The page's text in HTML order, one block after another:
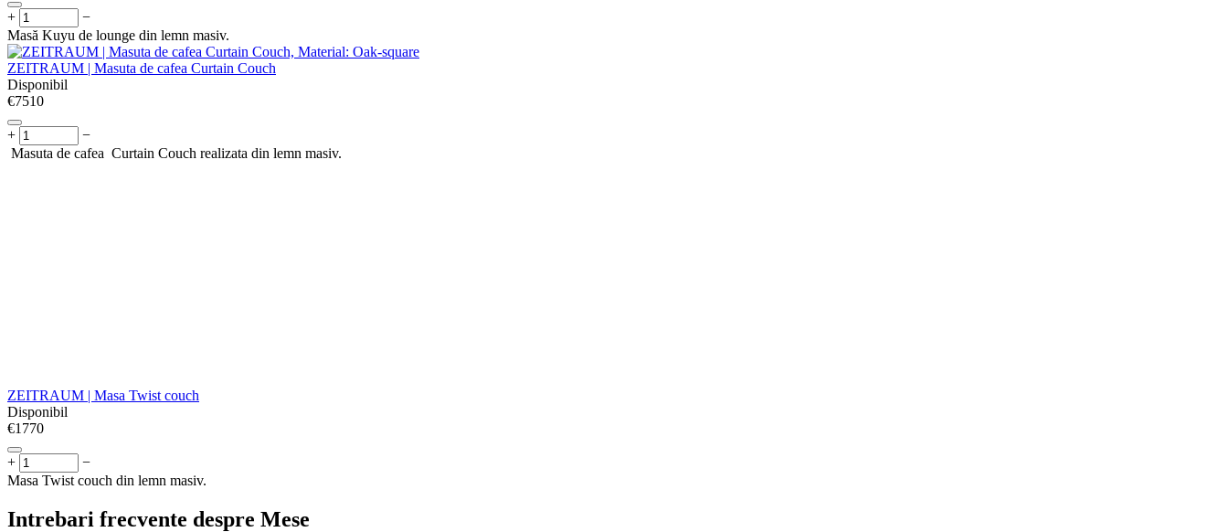
+
−
Masă Kuyu de lounge din lemn masiv.
ZEITRAUM | Masuta de cafea Curtain Couch
Disponibil
€‍7510‍
+
−
Masuta de cafea Curtain Couch realizata din lemn masiv.
ZEITRAUM | Masa Twist couch
Disponibil
€‍1770‍
+
−
Masa Twist couch din lemn masiv.
Intrebari frecvente despre Mese